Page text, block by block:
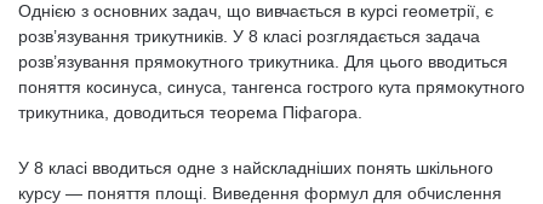
Однією з основних задач, що вивчається в курсі геометрії, є
розв’язування трикутників. У 8 класі розглядається задача
розв’язування прямокутного трикутника. Для цього вводиться
поняття косинуса, синуса, тангенса гострого кута прямокутного
трикутника, доводиться теорема Піфагора.
У 8 класі вводиться одне з найскладніших понять шкільного
курсу — поняття площі. Виведення формул для обчислення